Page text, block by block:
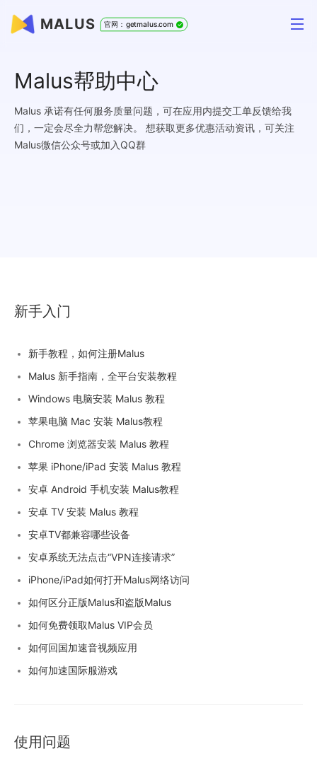
MALUS 官网：getmalus.com
Malus帮助中心
Malus 承诺有任何服务质量问题，可在应用内提交工单反馈给我
们，一定会尽全力帮您解决。 想获取更多优惠活动资讯，可关注
Malus微信公众号或加入QQ群
新手入门
新手教程，如何注册Malus
Malus 新手指南，全平台安装教程
Windows 电脑安装 Malus 教程
苹果电脑 Mac 安装 Malus教程
Chrome 浏览器安装 Malus 教程
苹果 iPhone/iPad 安装 Malus 教程
安卓 Android 手机安装 Malus教程
安卓 TV 安装 Malus 教程
安卓TV都兼容哪些设备
安卓系统无法点击“VPN连接请求”
iPhone/iPad如何打开Malus网络访问
如何区分正版Malus和盗版Malus
如何免费领取Malus VIP会员
如何回国加速音视频应用
如何加速国际服游戏
使用问题